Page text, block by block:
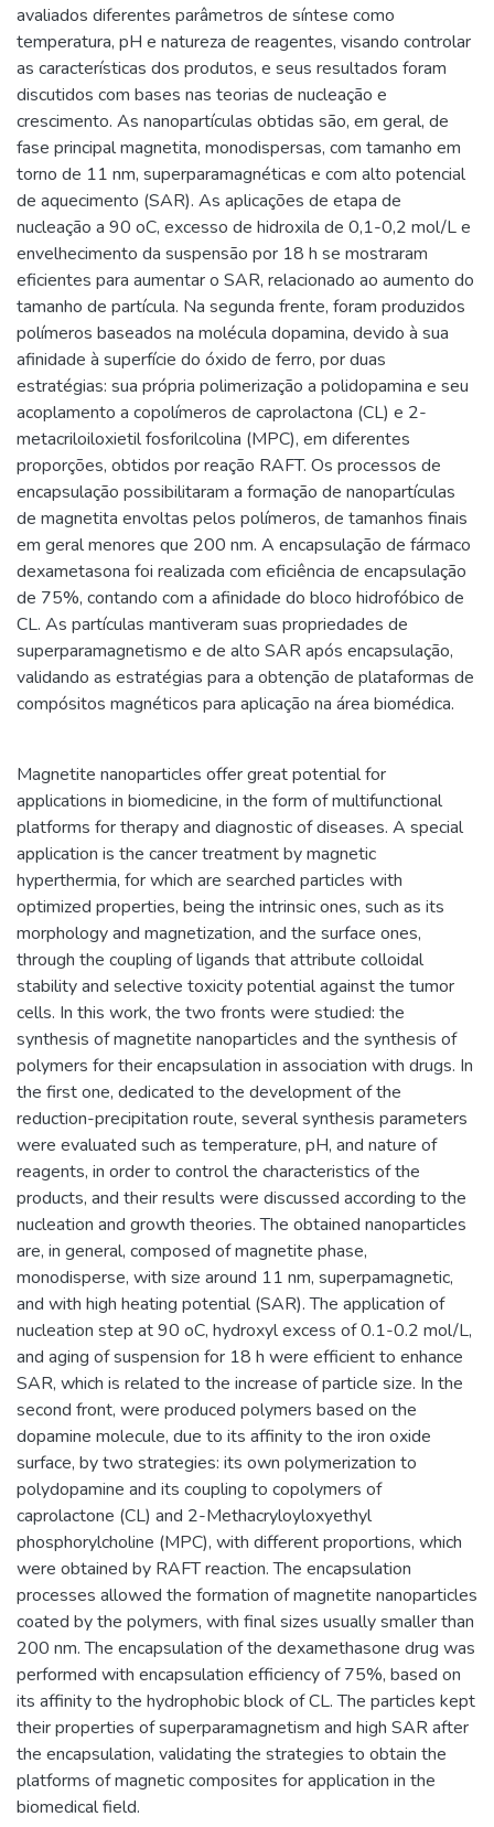
avaliados diferentes parâmetros de síntese como
temperatura, pH e natureza de reagentes, visando controlar
as características dos produtos, e seus resultados foram
discutidos com bases nas teorias de nucleação e
crescimento. As nanopartículas obtidas são, em geral, de
fase principal magnetita, monodispersas, com tamanho em
torno de 11 nm, superparamagnéticas e com alto potencial
de aquecimento (SAR). As aplicações de etapa de
nucleação a 90 oC, excesso de hidroxila de 0,1-0,2 mol/L e
envelhecimento da suspensão por 18 h se mostraram
eficientes para aumentar o SAR, relacionado ao aumento do
tamanho de partícula. Na segunda frente, foram produzidos
polímeros baseados na molécula dopamina, devido à sua
afinidade à superfície do óxido de ferro, por duas
estratégias: sua própria polimerização a polidopamina e seu
acoplamento a copolímeros de caprolactona (CL) e 2-
metacriloiloxietil fosforilcolina (MPC), em diferentes
proporções, obtidos por reação RAFT. Os processos de
encapsulação possibilitaram a formação de nanopartículas
de magnetita envoltas pelos polímeros, de tamanhos finais
em geral menores que 200 nm. A encapsulação de fármaco
dexametasona foi realizada com eficiência de encapsulação
de 75%, contando com a afinidade do bloco hidrofóbico de
CL. As partículas mantiveram suas propriedades de
superparamagnetismo e de alto SAR após encapsulação,
validando as estratégias para a obtenção de plataformas de
compósitos magnéticos para aplicação na área biomédica.
Magnetite nanoparticles offer great potential for
applications in biomedicine, in the form of multifunctional
platforms for therapy and diagnostic of diseases. A special
application is the cancer treatment by magnetic
hyperthermia, for which are searched particles with
optimized properties, being the intrinsic ones, such as its
morphology and magnetization, and the surface ones,
through the coupling of ligands that attribute colloidal
stability and selective toxicity potential against the tumor
cells. In this work, the two fronts were studied: the
synthesis of magnetite nanoparticles and the synthesis of
polymers for their encapsulation in association with drugs. In
the first one, dedicated to the development of the
reduction-precipitation route, several synthesis parameters
were evaluated such as temperature, pH, and nature of
reagents, in order to control the characteristics of the
products, and their results were discussed according to the
nucleation and growth theories. The obtained nanoparticles
are, in general, composed of magnetite phase,
monodisperse, with size around 11 nm, superpamagnetic,
and with high heating potential (SAR). The application of
nucleation step at 90 oC, hydroxyl excess of 0.1-0.2 mol/L,
and aging of suspension for 18 h were efficient to enhance
SAR, which is related to the increase of particle size. In the
second front, were produced polymers based on the
dopamine molecule, due to its affinity to the iron oxide
surface, by two strategies: its own polymerization to
polydopamine and its coupling to copolymers of
caprolactone (CL) and 2-Methacryloyloxyethyl
phosphorylcholine (MPC), with different proportions, which
were obtained by RAFT reaction. The encapsulation
processes allowed the formation of magnetite nanoparticles
coated by the polymers, with final sizes usually smaller than
200 nm. The encapsulation of the dexamethasone drug was
performed with encapsulation efficiency of 75%, based on
its affinity to the hydrophobic block of CL. The particles kept
their properties of superparamagnetism and high SAR after
the encapsulation, validating the strategies to obtain the
platforms of magnetic composites for application in the
biomedical field.